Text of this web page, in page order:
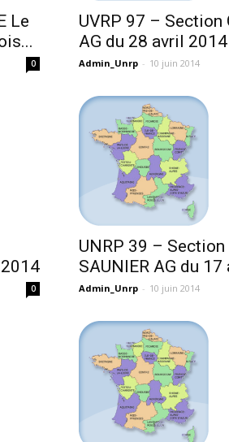
Le
0
UVRP 97 – Section
AG du 28 avril 2014
Admin_Unrp - 10 juin 2014
0
UNRP 39 – Section
SAUNIER AG du 17
Admin_Unrp - 10 juin 2014